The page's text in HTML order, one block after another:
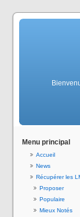
Menu principal
Accueil
News
Récupérer les
Proposer
Populaire
Mieux Notés